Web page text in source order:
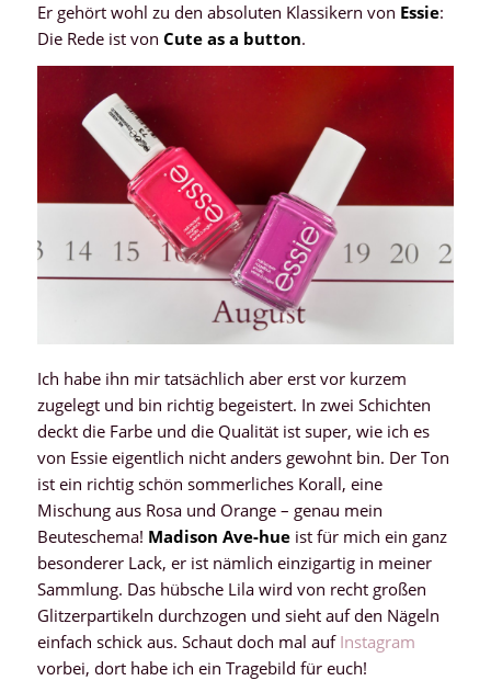
Er gehört wohl zu den absoluten Klassikern von Essie:
Die Rede ist von Cute as a button.
Ich habe ihn mir tatsächlich aber erst vor kurzem
zugelegt und bin richtig begeistert. In zwei Schichten
deckt die Farbe und die Qualität ist super, wie ich es
von Essie eigentlich nicht anders gewohnt bin. Der Ton
ist ein richtig schön sommerliches Korall, eine
Mischung aus Rosa und Orange – genau mein
Beuteschema! Madison Ave-hueist für mich ein ganz
besonderer Lack, er ist nämlich einzigartig in meiner
Sammlung. Das hübsche Lila wird von recht großen
Glitzerpartikeln durchzogen und sieht auf den Nägeln
einfach schick aus. Schaut doch mal auf Instagram
vorbei, dort habe ich ein Tragebild für euch!